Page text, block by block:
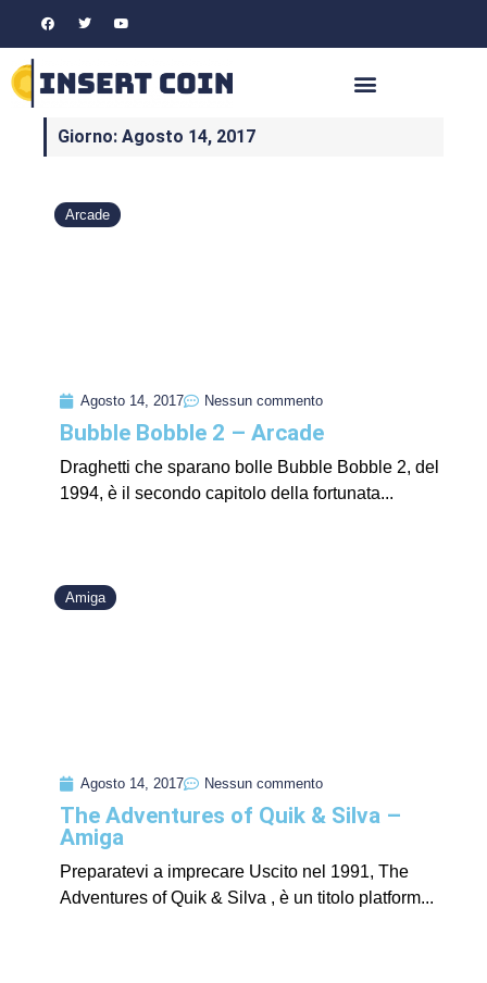
Giorno: Agosto 14, 2017
Arcade
Agosto 14, 2017 Nessun commento
Bubble Bobble 2 – Arcade
Draghetti che sparano bolle Bubble Bobble 2, del
1994, è il secondo capitolo della fortunata...
Amiga
Agosto 14, 2017 Nessun commento
The Adventures of Quik & Silva –
Amiga
Preparatevi a imprecare Uscito nel 1991, The
Adventures of Quik & Silva , è un titolo platform...